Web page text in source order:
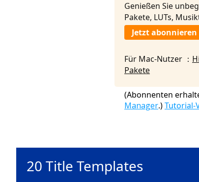
Genießen Sie
Pakete, LUTs,
Jetzt abonnieren
Für Mac-Nutzer ：
Pakete
(Abonnenten
Manager.)Tutorial-
20 Title Templates